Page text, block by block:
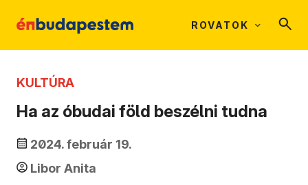
ROVATOK
KULTÚRA
Ha az óbudai föld beszélni tudna
2024. február 19.
Libor Anita